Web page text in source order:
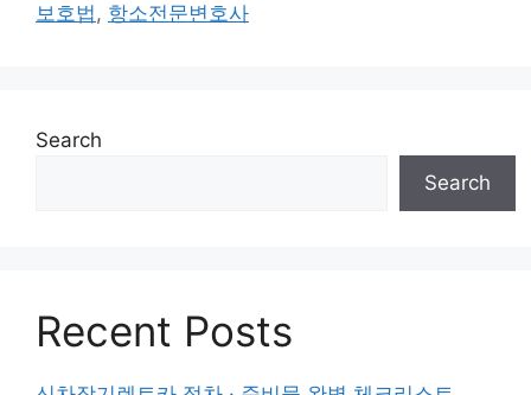
보호법, 항소전문변호사
Search
Search
Recent Posts